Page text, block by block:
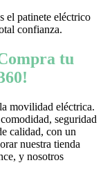
el patinete eléctrico
confianza.
tu
movilidad eléctrica.
seguridad
calidad, con un
nuestra tienda
y nosotros